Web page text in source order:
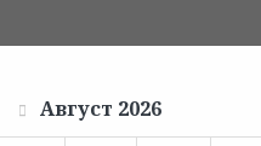
Август 2026